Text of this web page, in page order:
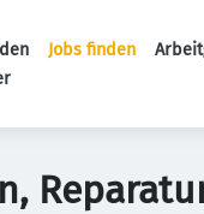
Jobs finden